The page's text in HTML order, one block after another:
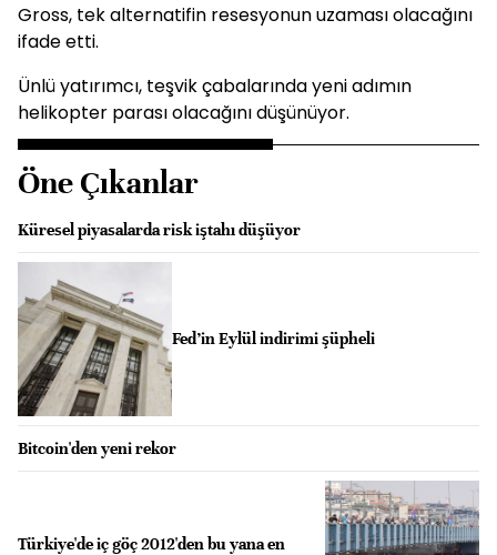
Gross, tek alternatifin resesyonun uzaması olacağını
ifade etti.
Ünlü yatırımcı, teşvik çabalarında yeni adımın
helikopter parası olacağını düşünüyor.
Öne Çıkanlar
Küresel piyasalarda risk iştahı düşüyor
Fed’in Eylül indirimi şüpheli
Bitcoin'den yeni rekor
Türkiye'de iç göç 2012'den bu yana en